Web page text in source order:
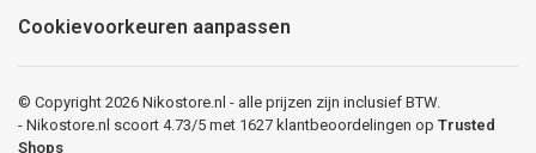
Cookievoorkeuren aanpassen
© Copyright 2026 Nikostore.nl - alle prijzen zijn inclusief BTW.
- Nikostore.nl scoort 4.73/5 met 1627 klantbeoordelingen op Trusted
Shops